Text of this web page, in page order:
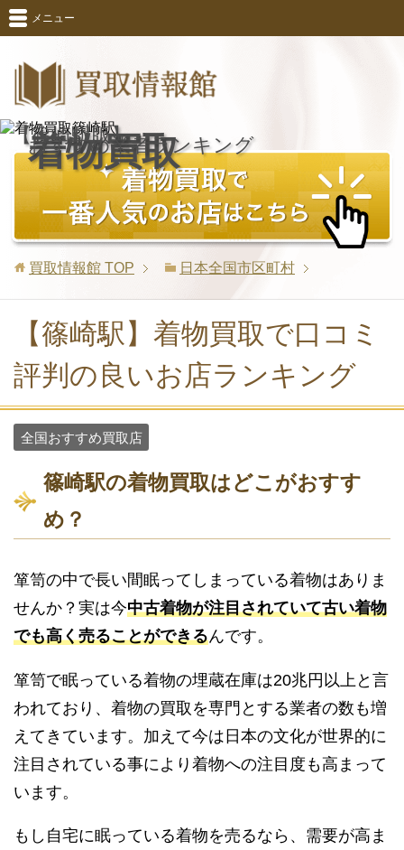
メニュー
【篠崎駅版】
着物買取
おすすめ業者ランキング
買取情報館 TOP 日本全国市区町村
【篠崎駅】着物買取で口コミ
評判の良いお店ランキング
全国おすすめ買取店
篠崎駅の着物買取はどこがおすす
め？
箪笥の中で長い間眠ってしまっている着物はありま
せんか？実は今中古着物が注目されていて古い着物
でも高く売ることができるんです。
箪笥で眠っている着物の埋蔵在庫は20兆円以上と言
われており、着物の買取を専門とする業者の数も増
えてきています。加えて今は日本の文化が世界的に
注目されている事により着物への注目度も高まって
います。
もし自宅に眠っている着物を売るなら、需要が高ま